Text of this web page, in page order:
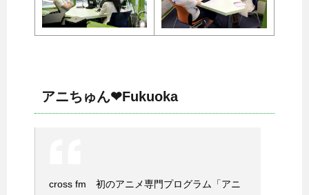
アニちゅん❤Fukuoka
cross fm 初のアニメ専門プログラム「アニ